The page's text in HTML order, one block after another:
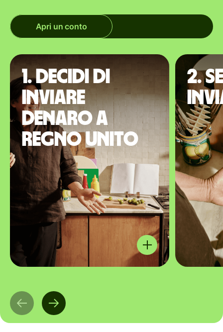
Apri un conto
1. Decidi di
inviare
denaro a
Regno Unito
2.